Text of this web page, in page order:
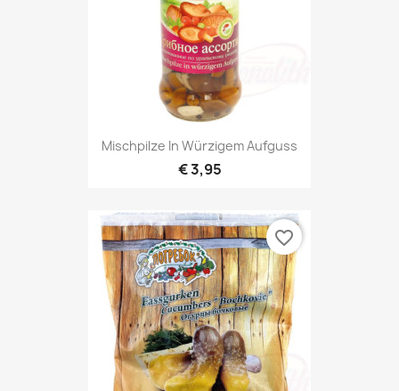
Mischpilze In Würzigem Aufguss
€ 3,95
favorite_border